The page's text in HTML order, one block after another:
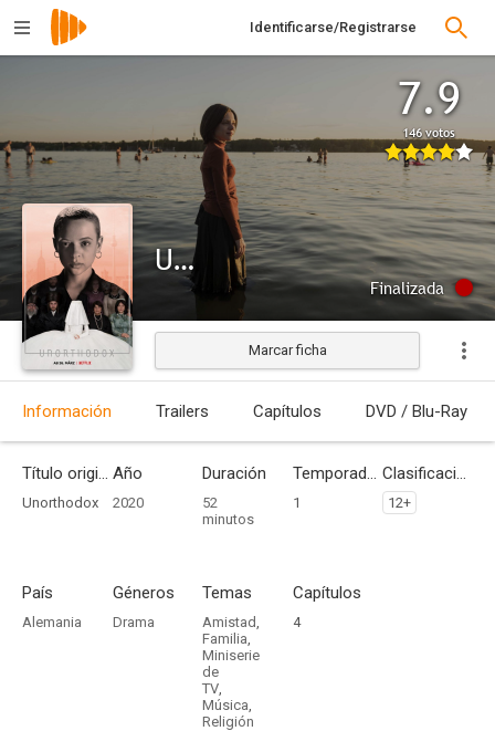
Identificarse/Registrarse
7.9
146 votos
Unorthodox
Finalizada
Marcar ficha
Información Trailers Capítulos DVD / Blu-Ray
Título original
Unorthodox
Año
2020
Duración
52
minutos
Temporadas
1
Clasificación por edades
12+
País
Alemania
Géneros
Drama
Temas
Amistad,
Familia,
Miniserie
de
TV,
Música,
Religión
Capítulos
4